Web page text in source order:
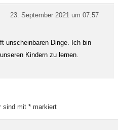
23. September 2021 um 07:57
unscheinbaren Dinge. Ich bin
Kindern zu lernen.
sind mit * markiert